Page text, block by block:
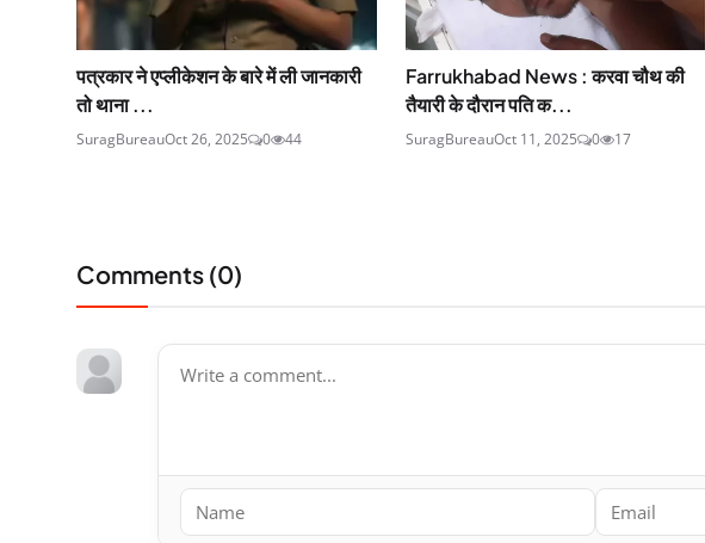
पत्रकार ने एप्लीकेशन के बारे में ली जानकारी
तो थाना ...
SuragBureauOct 26, 2025 0 44
Farrukhabad News : करवा चौथ की
तैयारी के दौरान पति क...
SuragBureauOct 11, 2025 0 17
Comments (0)